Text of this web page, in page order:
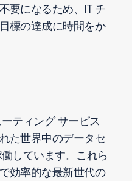
要になるため、IT チ
標の達成に時間をか
ティング サービス
た世界中のデータセ
しています。これら
効率的な最新世代の